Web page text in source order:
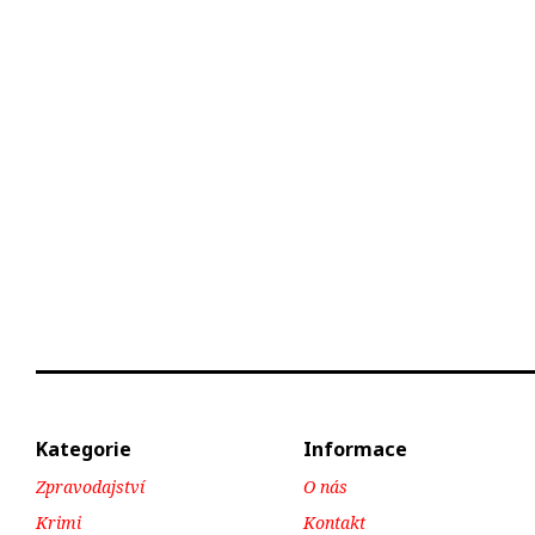
Kategorie
Zpravodajství
Krimi
Informace
O nás
Kontakt